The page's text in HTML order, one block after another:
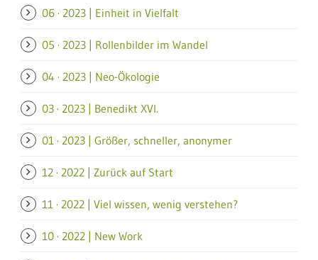
06 · 2023 | Einheit in Vielfalt
05 · 2023 | Rollenbilder im Wandel
04 · 2023 | Neo-Ökologie
03 · 2023 | Benedikt XVI.
01 · 2023 | Größer, schneller, anonymer
12 · 2022 | Zurück auf Start
11 · 2022 | Viel wissen, wenig verstehen?
10 · 2022 | New Work